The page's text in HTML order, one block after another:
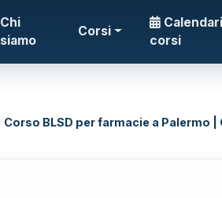
Chi
siamo
Corsi
corsi
Corso BLSD per farmacie a Palermo